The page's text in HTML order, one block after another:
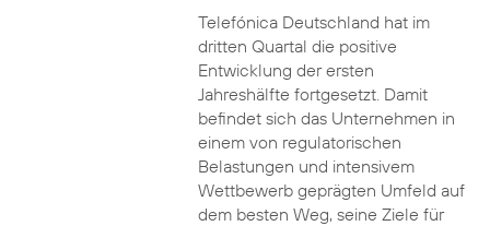
Telefónica Deutschland hat im
dritten Quartal die positive
Entwicklung der ersten
Jahreshälfte fortgesetzt. Damit
befindet sich das Unternehmen in
einem von regulatorischen
Belastungen und intensivem
Wettbewerb geprägten Umfeld auf
dem besten Weg, seine Ziele für